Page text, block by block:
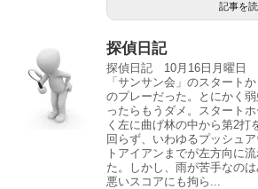
記事を
探偵日記
探偵日記 10月16日月曜日
「サンサン会」のスタート
のプレーだった。とにかく
ったらもうダメ。スタート
く左に曲げ林の中から第2打
回らず、いわゆるプッシュ
トアイアンまでが左方向に
た。しかし、雨が苦手なの
悪いスコアにも拘ら...